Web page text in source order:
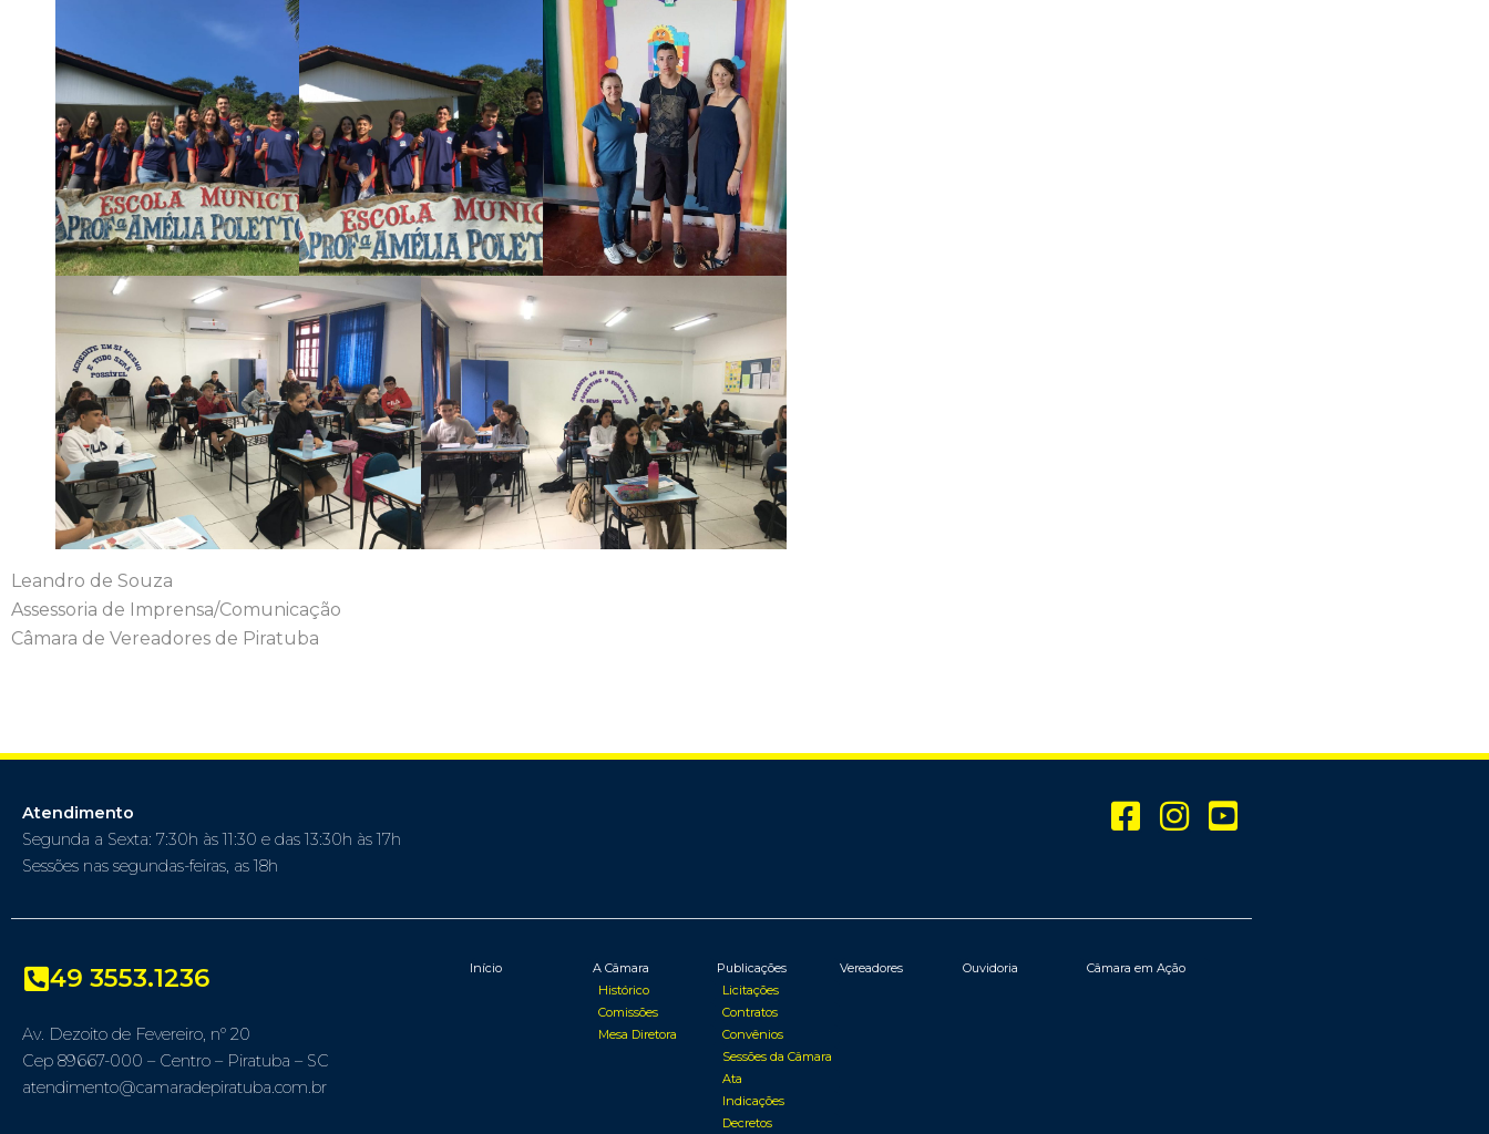
Leandro de Souza
Assessoria de Imprensa/Comunicação
Câmara de Vereadores de Piratuba
Atendimento
Segunda a Sexta: 7:30h às 11:30 e das 13:30h às 17h
Sessões nas segundas-feiras, as 18h
49 3553.1236
Av. Dezoito de Fevereiro, nº 20
Cep 89667-000 – Centro – Piratuba – SC
atendimento@camaradepiratuba.com.br
Início
A Câmara
Histórico
Comissões
Mesa Diretora
Publicações
Licitações
Contratos
Convênios
Sessões da Câmara
Ata
Indicações
Decretos
Vereadores Ouvidoria Câmara em Ação